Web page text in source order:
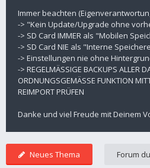
Immer beachten
-> "Kein Update/Upgrade ohne
-> SD Card IMMER als "Mobilen
-> SD Card NIE als "Interne
-> Einstellungen nie ohne
-> REGELMÄSSIGE BACKUPS ALLER
ORDNUNGSGEMÄSSE FUNKTION
REIMPORT PRÜFEN
Danke und viel Freude mit Deinem
Neues Thema